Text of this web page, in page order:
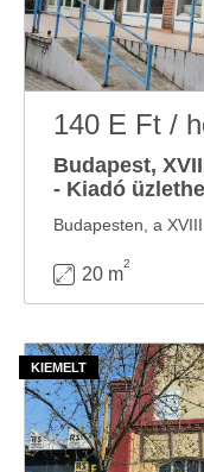
140 E Ft /
Budapest,
- Kiadó
20 m
2